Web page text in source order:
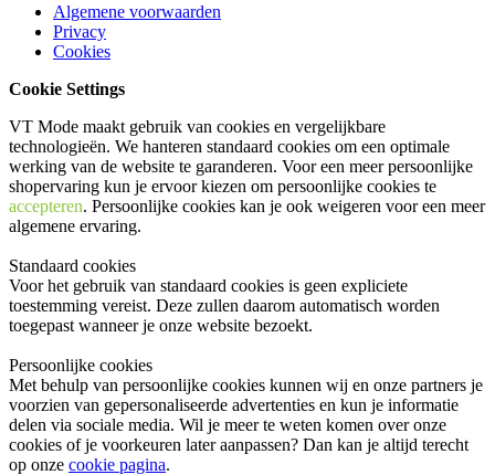
Algemene voorwaarden
Privacy
Cookies
Cookie Settings
VT Mode maakt gebruik van cookies en vergelijkbare
technologieën. We hanteren standaard cookies om een optimale
werking van de website te garanderen. Voor een meer persoonlijke
shopervaring kun je ervoor kiezen om persoonlijke cookies te
accepteren. Persoonlijke cookies kan je ook weigeren voor een meer
algemene ervaring.
Standaard cookies
Voor het gebruik van standaard cookies is geen expliciete
toestemming vereist. Deze zullen daarom automatisch worden
toegepast wanneer je onze website bezoekt.
Persoonlijke cookies
Met behulp van persoonlijke cookies kunnen wij en onze partners je
voorzien van gepersonaliseerde advertenties en kun je informatie
delen via sociale media. Wil je meer te weten komen over onze
cookies of je voorkeuren later aanpassen? Dan kan je altijd terecht
op onze cookie pagina.